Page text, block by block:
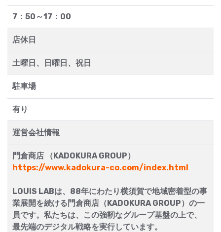
7：50～17：00
店休日
土曜日、日曜日、祝日
駐車場
有り
運営会社情報
門倉商店 （KADOKURA GROUP）
https://www.kadokura-co.com/index.html
LOUIS LABは、88年にわたり横須賀で地域密着型の事
業展開を続ける門倉商店（KADOKURA GROUP）の一
員です。私たちは、この強靭なグループ基盤の上で、
最先端のデジタル戦略を実行しています。